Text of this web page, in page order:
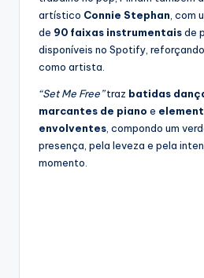
artístico Connie Stephan, com
de 90 faixas instrumentaisde
disponíveis no Spotify,
como artista.
“Set Me Free”traz batidas
marcantes de piano e
envolventes, compondo um
presença, pela leveza e pela
momento.